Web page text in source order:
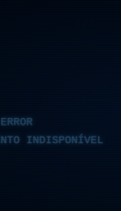
INDISPONÍVEL